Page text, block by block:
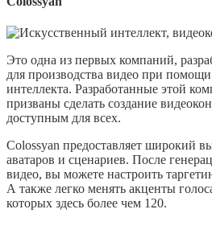
Это одна из первых компаний,
для производства видео при
интеллекта. Разработанные этой
призваны сделать создание
доступным для всех.
Colossyan предоставляет широкий
аватаров и сценариев. После
видео, вы можете настроить
А также легко менять акценты
которых здесь более чем 120.